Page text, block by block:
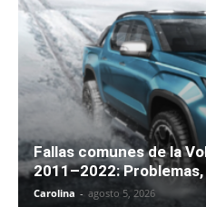
Fallas comunes de la
2011–2022:
Carolina - agosto 5, 2026